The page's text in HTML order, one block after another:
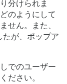
分けられま
のようにして
せん。また、
たが、ポップア
でのユーザー
ださい。